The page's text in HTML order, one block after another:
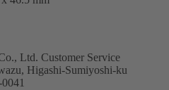
Ltd. Customer Service
Higashi-Sumiyoshi-ku